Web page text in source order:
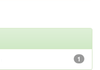
1